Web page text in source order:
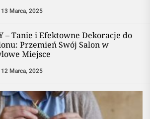
13 Marca, 2025
– Tanie i Efektowne Dekoracje do
Przemień Swój Salon w
Miejsce
12 Marca, 2025